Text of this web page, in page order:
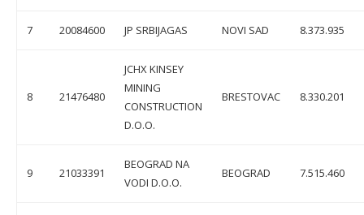
7 20084600 JP SRBIJAGAS NOVI SAD 8.373.935
8 21476480
JCHX KINSEY
MINING
CONSTRUCTION
D.O.O.
BRESTOVAC 8.330.201
9 21033391
BEOGRAD NA
VODI D.O.O.
BEOGRAD 7.515.460